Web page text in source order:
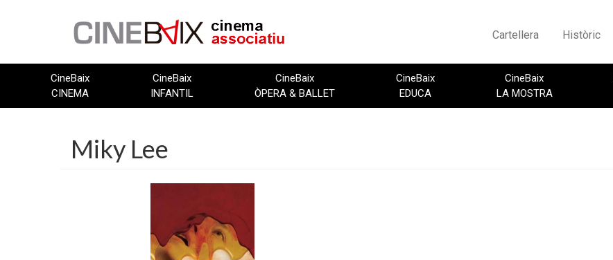
Cartellera Històric
CineBaix
CINEMA
CineBaix
INFANTIL
CineBaix
ÒPERA & BALLET
CineBaix
EDUCA
CineBaix
LA MOSTRA
Miky Lee